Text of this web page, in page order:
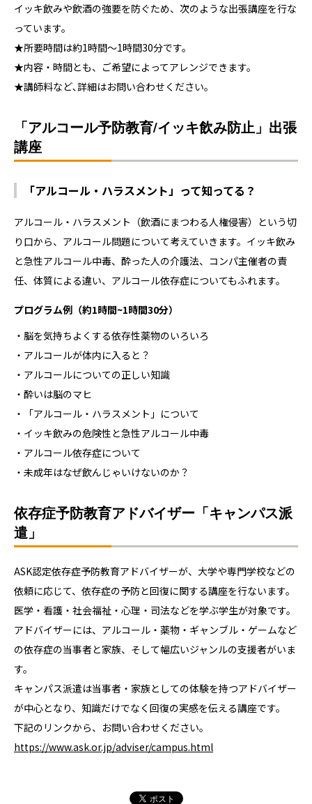
イッキ飲みや飲酒の強要を防ぐため、次のような出張講座を行な
っています。
★所要時間は約1時間～1時間30分です。
★内容・時間とも、ご希望によってアレンジできます。
★講師料など､詳細はお問い合わせください。
「アルコール予防教育/イッキ飲み防止」出張
講座
「アルコール・ハラスメント」って知ってる？
アルコール・ハラスメント（飲酒にまつわる人権侵害）という切
り口から、アルコール問題について考えていきます。イッキ飲み
と急性アルコール中毒、酔った人の介護法、コンパ主催者の責
任、体質による違い、アルコール依存症についてもふれます。
プログラム例（約1時間~1時間30分）
・脳を気持ちよくする依存性薬物のいろいろ
・アルコールが体内に入ると？
・アルコールについての正しい知識
・酔いは脳のマヒ
・「アルコール・ハラスメント」について
・イッキ飲みの危険性と急性アルコール中毒
・アルコール依存症について
・未成年はなぜ飲んじゃいけないのか？
依存症予防教育アドバイザー「キャンパス派
遣」
ASK認定依存症予防教育アドバイザーが、大学や専門学校などの
依頼に応じて、依存症の予防と回復に関する講座を行ないます。
医学・看護・社会福祉・心理・司法などを学ぶ学生が対象です。
アドバイザーには、アルコール・薬物・ギャンブル・ゲームなど
の依存症の当事者と家族、そして幅広いジャンルの支援者がいま
す。
キャンパス派遣は当事者・家族としての体験を持つアドバイザー
が中心となり、知識だけでなく回復の実感を伝える講座です。
下記のリンクから、お問い合わせください。
https://www.ask.or.jp/adviser/campus.html